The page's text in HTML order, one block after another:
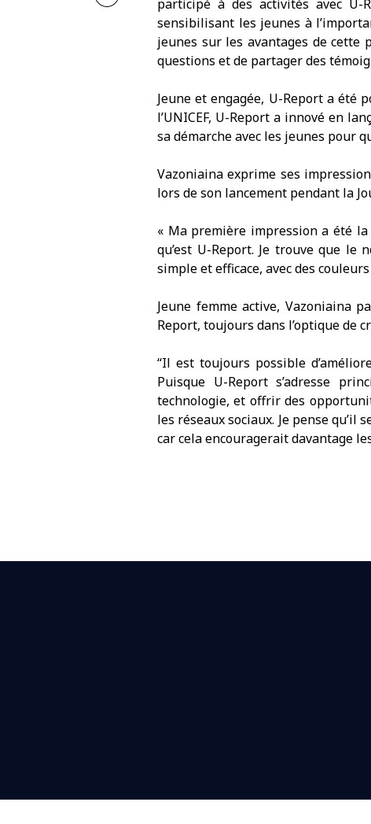
participé à des activités avec
sensibilisant les jeunes à
jeunes sur les avantages de cette
questions et de partager des
Jeune et engagée, U-Report a été
l’UNICEF, U-Report a innové en
sa démarche avec les jeunes pour
Vazoniaina exprime ses
lors de son lancement pendant la
« Ma première impression a été la
qu’est U-Report. Je trouve que
simple et efficace, avec des
Jeune femme active, Vazoniaina
Report, toujours dans l’optique de
“Il est toujours possible
Puisque U-Report s’adresse
technologie, et offrir des
les réseaux sociaux. Je pense
car cela encouragerait davantage